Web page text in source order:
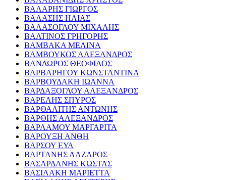
ΒΑΛΑΡΗΣ ΓΙΩΡΓΟΣ
ΒΑΛΑΣΗΣ ΗΛΙΑΣ
ΒΑΛΑΣΟΓΛΟΥ ΜΙΧΑΛΗΣ
ΒΑΛΤΙΝΟΣ ΓΡΗΓΟΡΗΣ
ΒΑΜΒΑΚΑ ΜΕΛΙΝΑ
ΒΑΜΒΟΥΚΟΣ ΑΛΕΞΑΝΔΡΟΣ
ΒΑΝΔΩΡΟΣ ΘΕΟΦΙΛΟΣ
ΒΑΡΒΑΡΗΓΟΥ ΚΩΝΣΤΑΝΤΙΝΑ
ΒΑΡΒΟΥΔΑΚΗ ΙΩΑΝΝΑ
ΒΑΡΔΑΞΟΓΛΟΥ ΑΛΕΞΑΝΔΡΟΣ
ΒΑΡΕΛΗΣ ΣΠΥΡΟΣ
ΒΑΡΘΑΛΙΤΗΣ ΑΝΤΩΝΗΣ
ΒΑΡΘΗΣ ΑΛΕΞΑΝΔΡΟΣ
ΒΑΡΛΑΜΟΥ ΜΑΡΓΑΡΙΤΑ
ΒΑΡΟΥΞΗ ΑΝΘΗ
ΒΑΡΣΟΥ ΕΥΑ
ΒΑΡΤΑΝΗΣ ΛΑΖΑΡΟΣ
ΒΑΣΑΡΔΑΝΗΣ ΚΩΣΤΑΣ
ΒΑΣΙΛΑΚΗ ΜΑΡΙΕΤΤΑ